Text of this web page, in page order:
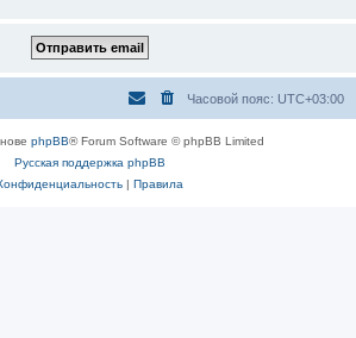
Часовой пояс: UTC+03:00
phpBB® Forum Software © phpBB Limited
Русская поддержка phpBB
| Правила